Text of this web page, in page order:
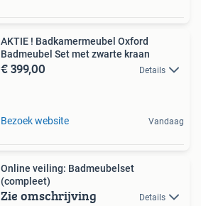
AKTIE ! Badkamermeubel Oxford
Badmeubel Set met zwarte kraan
€ 399,00 Details
Bezoek website Vandaag
Online veiling: Badmeubelset
(compleet)
Zie omschrijving Details